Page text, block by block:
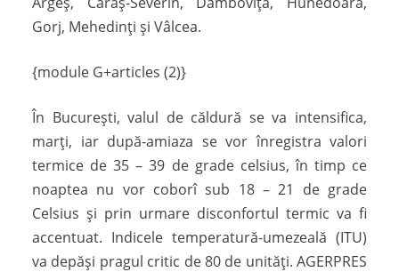
Gorj, Mehedinţi şi Vâlcea.
{module G+articles (2)}
În Bucureşti, valul de căldură se va intensifica,
marţi, iar după-amiaza se vor înregistra valori
termice de 35 – 39 de grade celsius, în timp ce
noaptea nu vor coborî sub 18 – 21 de grade
Celsius şi prin urmare disconfortul termic va fi
accentuat. Indicele temperatură-umezeală (ITU)
va depăşi pragul critic de 80 de unităţi. AGERPRES